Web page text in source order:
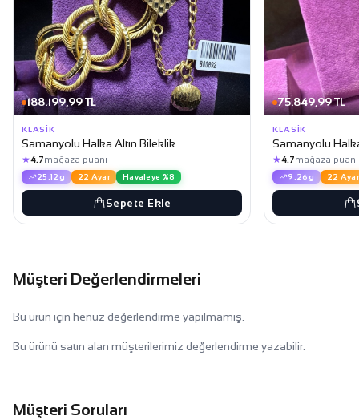
188.199,99 TL
KLASIK
Samanyolu Halka Altın Bileklik
★4.7mağaza puanı
25.12g 22 Ayar Havaleye %8
Sepete Ekle
75.849,99 TL
KLASIK
Samanyolu
★4.7mağaza puanı
9.26g 22 Ayar
Müşteri Değerlendirmeleri
Bu ürün için henüz değerlendirme yapılmamış.
Bu ürünü satın alan müşterilerimiz değerlendirme yazabilir.
Müşteri Soruları